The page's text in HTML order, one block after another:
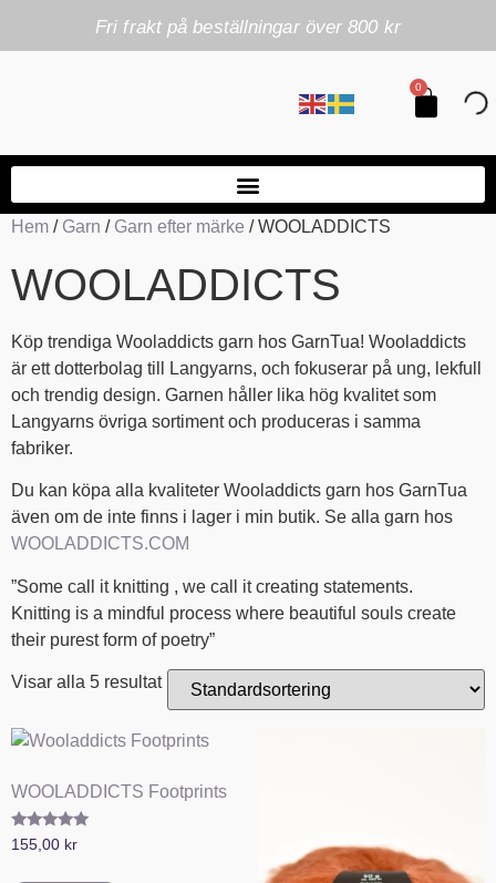
Fri frakt på beställningar över 800 kr
0
Hem / Garn / Garn efter märke / WOOLADDICTS
WOOLADDICTS
Köp trendiga Wooladdicts garn hos GarnTua! Wooladdicts
är ett dotterbolag till Langyarns, och fokuserar på ung, lekfull
och trendig design. Garnen håller lika hög kvalitet som
Langyarns övriga sortiment och produceras i samma
fabriker.
Du kan köpa alla kvaliteter Wooladdicts garn hos GarnTua
även om de inte finns i lager i min butik. Se alla garn hos
WOOLADDICTS.COM
”Some call it knitting , we call it creating statements.
Knitting is a mindful process where beautiful souls create
their purest form of poetry”
Visar alla 5 resultat
WOOLADDICTS Footprints
Betygsatt
5.00
155,00 kr